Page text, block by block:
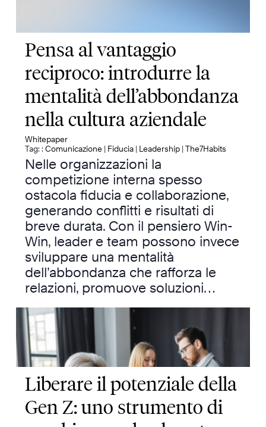
Pensa al vantaggio
reciproco: introdurre la
mentalità dell’abbondanza
nella cultura aziendale
Whitepaper
Tag: : Comunicazione | Fiducia | Leadership |The7Habits
Nelle organizzazioni la
competizione interna spesso
ostacola fiducia e collaborazione,
generando conflitti e risultati di
breve durata. Con il pensiero Win-
Win, leader e team possono invece
sviluppare una mentalità
dell’abbondanza che rafforza le
relazioni, promuove soluzioni…
Liberare il potenziale della
Gen Z: uno strumento di